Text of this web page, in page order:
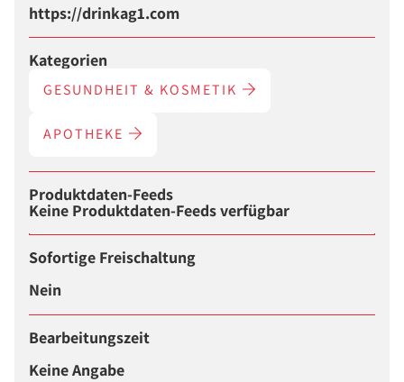
https://drinkag1.com
Kategorien
GESUNDHEIT & KOSMETIK
APOTHEKE
Produktdaten-Feeds
Keine Produktdaten-Feeds verfügbar
Sofortige Freischaltung
Nein
Bearbeitungszeit
Keine Angabe